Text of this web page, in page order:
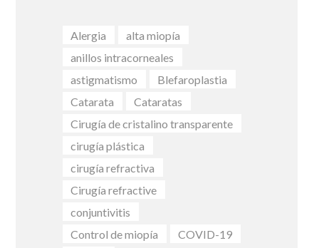
Alergia
alta miopía
anillos intracorneales
astigmatismo
Blefaroplastia
Catarata
Cataratas
Cirugía de cristalino transparente
cirugía plástica
cirugía refractiva
Cirugía refractive
conjuntivitis
Control de miopía
COVID-19